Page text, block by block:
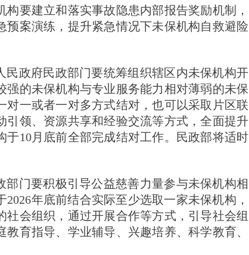
要建立和落实事故隐患内部报告奖励机制，
预案演练，提升紧急情况下未保机构自救避险
民政府民政部门要统筹组织辖区内未保机构开
强的未保机构与专业服务能力相对薄弱的未保
一或者一对多方式结对，也可以采取片区联
引领、资源共享和经验交流等方式，全面提升
10月底前全部完成结对工作。民政部将适时
部门要积极引导公益慈善力量参与未保机构相
年底前结合实际至少选取一家未保机构，
会组织，通过开展合作等方式，引导社会组
育指导、学业辅导、兴趣培养、科学教育、